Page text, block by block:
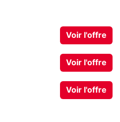
Voir l'offre
Voir l'offre
Voir l'offre